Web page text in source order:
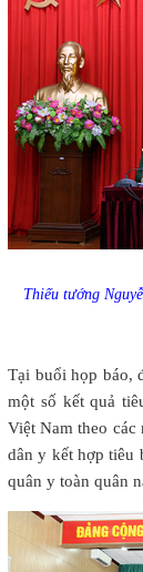
Thiếu tướng
Tại buổi họp báo,
một số kết quả
Việt Nam theo
dân y kết hợp tiêu
quân y toàn quân